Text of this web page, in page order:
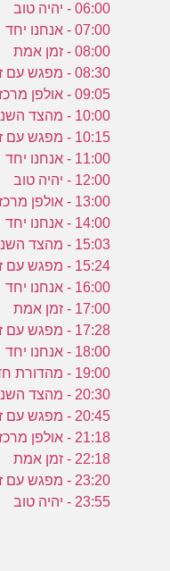
06:00 - יהיה טוב
07:00 - אנחנו יחד
08:00 - זמן אמת
08:30 - מפגש עם זוהיר בהלול 2
09:05 - אולפן מרכזי 4
10:00 - מהצד השני - ערבית - עונה 2
10:15 - מפגש עם זוהיר בהלול 2
11:00 - אנחנו יחד
12:00 - יהיה טוב
13:00 - אולפן מרכזי 4
14:00 - אנחנו יחד
15:03 - מהצד השני - ערבית - עונה 2
15:24 - מפגש עם זוהיר בהלול 2
16:00 - אנחנו יחד
17:00 - זמן אמת
17:28 - מפגש עם זוהיר בהלול 2
18:00 - אנחנו יחד
19:00 - מהדורת חדשות בערבית
20:30 - מהצד השני - ערבית - עונה 2
20:45 - מפגש עם זוהיר בהלול 2
21:18 - אולפן מרכזי 4
22:18 - זמן אמת
23:20 - מפגש עם זוהיר בהלול 2
23:55 - יהיה טוב